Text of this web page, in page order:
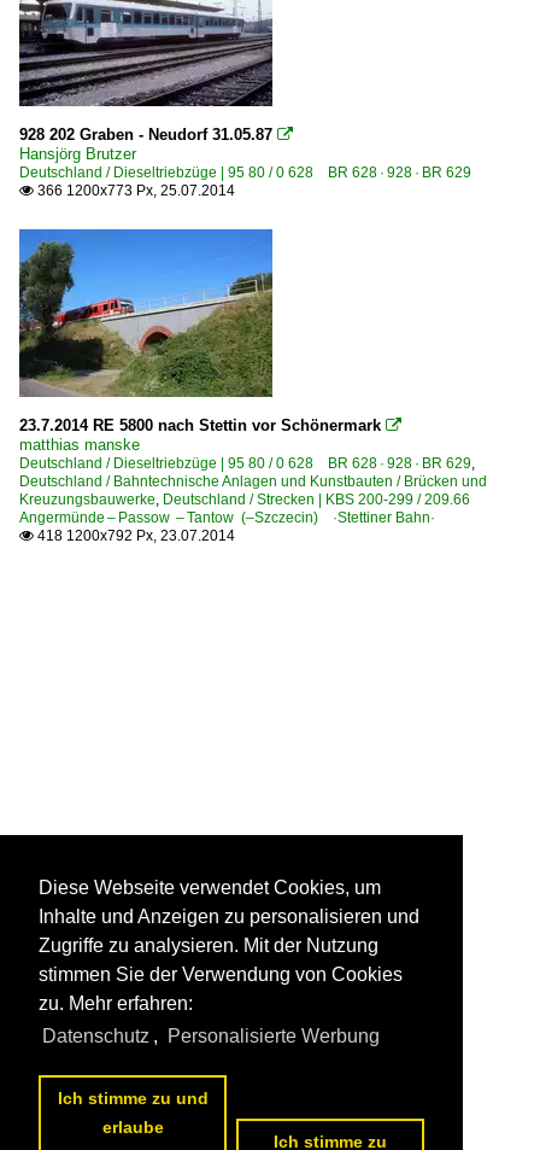
928 202 Graben - Neudorf 31.05.87 
Hansjörg Brutzer
Deutschland / Dieseltriebzüge | 95 80 / 0 628 BR 628 · 928 · BR 629
 366 1200x773 Px, 25.07.2014
23.7.2014 RE 5800 nach Stettin vor Schönermark 
matthias manske
Deutschland / Dieseltriebzüge | 95 80 / 0 628 BR 628 · 928 · BR 629
Deutschland / Bahntechnische Anlagen und Kunstbauten / Brücken und
Kreuzungsbauwerke Deutschland / Strecken | KBS 200-299 / 209.66
Angermünde – Passow – Tantow (–Szczecin) ·Stettiner Bahn·
 418 1200x792 Px, 23.07.2014
Diese Webseite verwendet Cookies, um
Inhalte und Anzeigen zu personalisieren und
Zugriffe zu analysieren. Mit der Nutzung
stimmen Sie der Verwendung von Cookies
zu. Mehr erfahren:
Datenschutz , Personalisierte Werbung
Ich stimme zu und
erlaube
Ich stimme zu